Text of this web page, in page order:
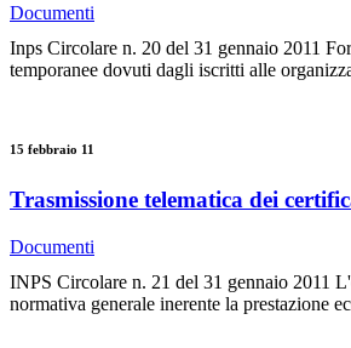
Documenti
Inps Circolare n. 20 del 31 gennaio 2011
temporanee dovuti dagli iscritti alle
15 febbraio 11
Trasmissione telematica dei
Documenti
INPS Circolare n. 21 del 31 gennaio 2011
normativa generale inerente la prestazione